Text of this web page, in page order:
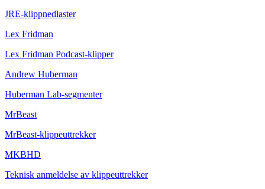
JRE-klippnedlaster
Lex Fridman
Lex Fridman Podcast-klipper
Andrew Huberman
Huberman Lab-segmenter
MrBeast
MrBeast-klippeuttrekker
MKBHD
Teknisk anmeldelse av klippeuttrekker